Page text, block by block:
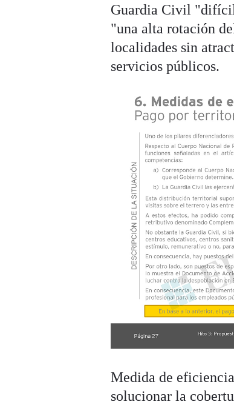
Guardia Civil
"una alta rotación
localidades sin
servicios públicos.
Medida de
solucionar la